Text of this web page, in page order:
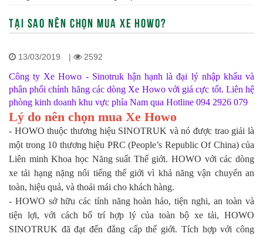
TẠI SAO NÊN CHỌN MUA XE HOWO?
13/03/2019 | 2592
Công ty Xe Howo - Sinotruk hận hạnh là đại lý nhập khẩu và
phân phối chính hãng các dòng Xe Howo với giá cực tốt. Liên hệ
phòng kinh doanh khu vực phía Nam qua Hotline 094 2926 079
Lý do nên chọn mua Xe Howo
- HOWO thuộc thương hiệu SINOTRUK và nó được trao giải là
một trong 10 thương hiệu PRC (People’s Republic Of China) của
Liên minh Khoa học Năng suất Thế giới. HOWO với các dòng
xe tải hạng nặng nổi tiếng thế giới vì khả năng vận chuyển an
toàn, hiệu quả, và thoải mái cho khách hàng.
- HOWO sở hữu các tính năng hoàn hảo, tiện nghi, an toàn và
tiện lợi, với cách bố trí hợp lý của toàn bộ xe tải, HOWO
SINOTRUK đã đạt đến đẳng cấp thế giới. Tích hợp với công